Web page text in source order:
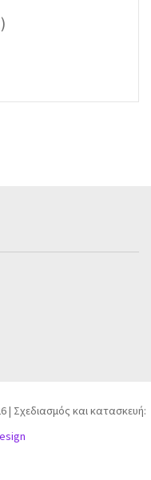
Σχεδιασμός και κατασκευή: